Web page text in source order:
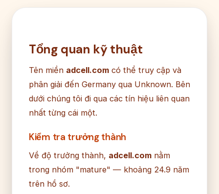
Tổng quan kỹ thuật
Tên miền adcell.com có thể truy cập và
phân giải đến Germany qua Unknown. Bên
dưới chúng tôi đi qua các tín hiệu liên quan
nhất từng cái một.
Kiểm tra trưởng thành
Về độ trưởng thành, adcell.com nằm
trong nhóm "mature" — khoảng 24.9 năm
trên hồ sơ.